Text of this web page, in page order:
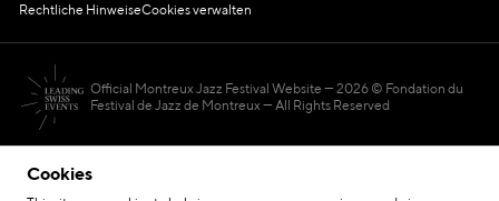
Cookies
Rechtliche HinweiseCookies verwalten
Official Montreux Jazz Festival Website
2026 © Fondation du
Festival de Jazz de Montreux — All Rights Reserved